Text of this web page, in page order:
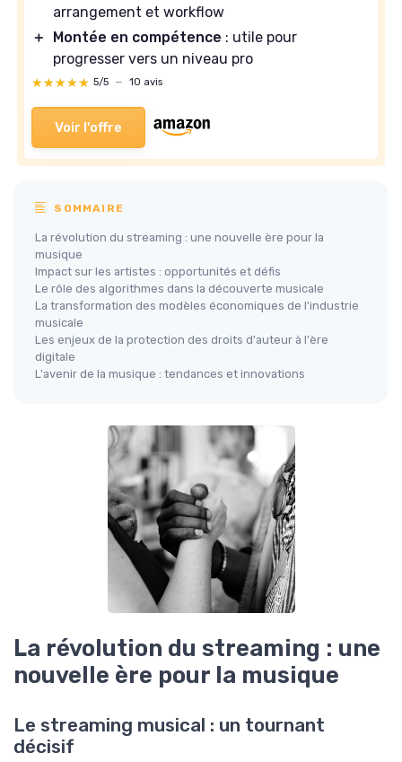
arrangement et workflow
＋
Montée en compétence : utile pour
progresser vers un niveau pro
★★★★★
★★★★★ 5/5 — 10 avis
Voir l'offre
SOMMAIRE
La révolution du streaming : une nouvelle ère pour la
musique
Impact sur les artistes : opportunités et défis
Le rôle des algorithmes dans la découverte musicale
La transformation des modèles économiques de l'industrie
musicale
Les enjeux de la protection des droits d'auteur à l'ère
digitale
L'avenir de la musique : tendances et innovations
La révolution du streaming : une
nouvelle ère pour la musique
Le streaming musical : un tournant
décisif